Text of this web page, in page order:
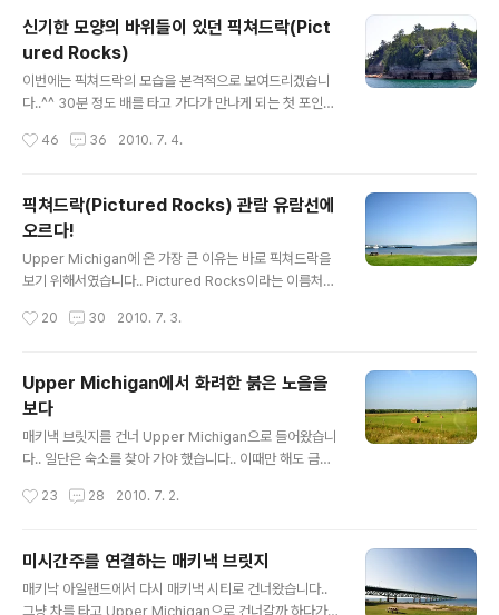
영을 못했네요..-_-;; 저렇게 작은 동굴처럼 되어 있는 곳을
보면 좀 무섭기도 했어요.. 지반이 약해지면서 무너지는건
아닌지..^^: 여기 구멍에선 마치 대포알이 나갈 것 같은??
ㅋㅋ 카약 타고 다니는 사람들도 보이던데.. 그런 사람들은
저런 동굴속에도 들어가 보고 할 것 같네요..^^ 어느새 픽쳐
자기 서서 구경하더라구요.. 위에서는 하이킹 하는 사..
신기한 모양의 바위들이 있던 픽쳐드락(Pict
ured Rocks)
이번에는 픽쳐드락의 모습을 본격적으로 보여드리겠습니
다..^^ 30분 정도 배를 타고 가다가 만나게 되는 첫 포인트
성처럼 생긴것 같기도 하고..^^: 중간에 바위 위를 보시면
도 있죠..^^ 바위에 물감으로 칠해놓은 것 같죠? 그래서 픽
쳐드락(Pictured Rocks)이라고 하나봐요..ㅋㅋ 보통은
이런 풍경이 계속 이어집니다..^^ 바로 요렇게 말이죠..^^
어떻게 보면 심심하기도 하지만.. 가끔 포인트가 나오면 '우
바위는 좀 떨어져 나갔네요.. 오랜 시간에 걸..
46 36 2010. 7. 4.
픽쳐드락(Pictured Rocks) 관람 유람선에
오르다!
Upper Michigan에 온 가장 큰 이유는 바로 픽쳐드락을
보기 위해서였습니다.. Pictured Rocks이라는 이름처럼
쳐드락을 보기 위해 유람선을 타러 왔습니다.. 유람선의 일
씀드리지만 이곳은 바다가 아니라 호수이기 때문에.. 겨울
이 되면 얼어버리거든요..^^: 그래서 겨울에는 유람선을 탈
수가 없죠..ㅋㅋ 날씨가 계속 좋았습니다.. 너무 화창한 날
씨라서 피부가 다 타버릴 정도..;; 유람선 티켓을 끊고 공원
디어 출발! 아무리 봐도 바다 같은..-_..
20 30 2010. 7. 3.
Upper Michigan에서 화려한 붉은 노을을
보다
매키낵 브릿지를 건너 Upper Michigan으로 들어왔습니
다.. 일단은 숙소를 찾아 가야 했습니다.. 이때만 해도 금방
속도가 50마일이라 70마일의 고속도로처럼 빨리 갈 수도
서 30마일 지역이군요..ㅋㅋ 그렇게 계속 가다보니 보이는
건 초원뿐.. 건초더미가 동글동글하니.. 롤케익 같아 보이는
23 28 2010. 7. 2.
미시간주를 연결하는 매키낵 브릿지
매키낙 아일랜드에서 다시 매키낵 시티로 건너왔습니다..
그냥 차를 타고 Upper Michigan으로 건너갈까 하다가